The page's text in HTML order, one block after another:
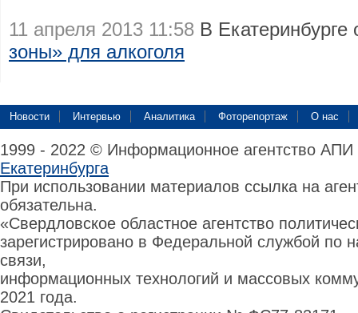
11 апреля 2013 11:58 В Екатеринбурге
зоны» для алкоголя
Новости Интервью Аналитика Фоторепортаж О нас
1999 - 2022 © Информационное агентство
Екатеринбурга
При использовании материалов ссылка на
обязательна.
«Свердловское областное агентство
зарегистрировано в Федеральной службой по
связи,
информационных технологий и массовых
2021 года.